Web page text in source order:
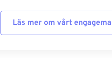
Läs mer om vårt